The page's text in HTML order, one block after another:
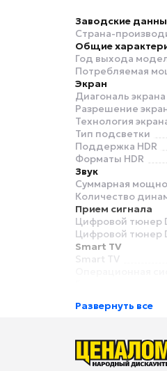
Заводские
Страна-
Общие
Год выхода
Потребляемая
Экран
Диагональ экрана
Разрешение
Технология
Тип подсветки
Поддержка HDR
Форматы HDR
Звук
Суммарная
Количество
Прием сигнала
Цифровой тюнер
Цифровой тюнер
Smart TV
Smart TV
Разъемы и
Версия HDMI
USB Type-A
Развернуть все